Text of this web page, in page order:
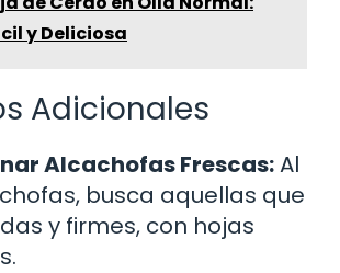
y Deliciosa
Adicionales
Alcachofas Frescas:Al
busca aquellas que
y firmes, con hojas